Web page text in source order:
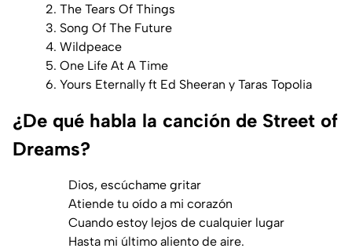
The Tears Of Things
Song Of The Future
Wildpeace
One Life At A Time
Yours Eternally ft Ed Sheeran y Taras Topolia
¿De qué habla la canción de Street of
Dreams?
Dios, escúchame gritar
Atiende tu oído a mi corazón
Cuando estoy lejos de cualquier lugar
Hasta mi último aliento de aire.